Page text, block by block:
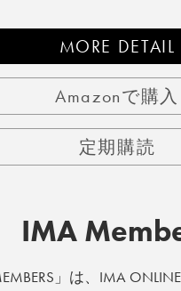
MORE DETAIL
Amazonで購入
定期購読
IMA
」は、IMA